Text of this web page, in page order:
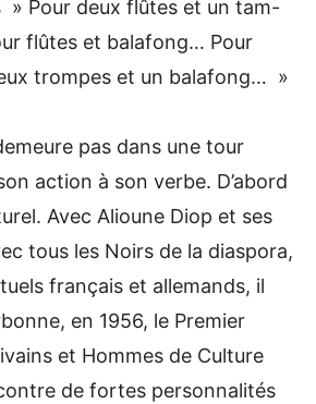
» Pour deux flûtes et un tam-
flûtes et balafong… Pour
trompes et un balafong… »
pas dans une tour
action à son verbe. D’abord
Avec Alioune Diop et ses
tous les Noirs de la diaspora,
français et allemands, il
en 1956, le Premier
et Hommes de Culture
de fortes personnalités